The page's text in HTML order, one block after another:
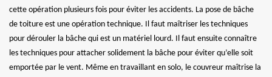
cette opération plusieurs fois pour éviter les accidents. La pose de bâche
de toiture est une opération technique. Il faut maîtriser les techniques
pour dérouler la bâche qui est un matériel lourd. Il faut ensuite connaître
les techniques pour attacher solidement la bâche pour éviter qu’elle soit
emportée par le vent. Même en travaillant en solo, le couvreur maîtrise la